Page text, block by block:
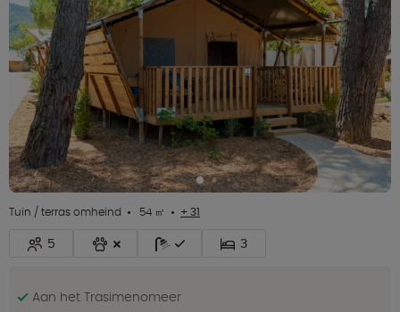
Tuin / terras omheind 54 ㎡ + 31
5 3
Aan het Trasimenomeer